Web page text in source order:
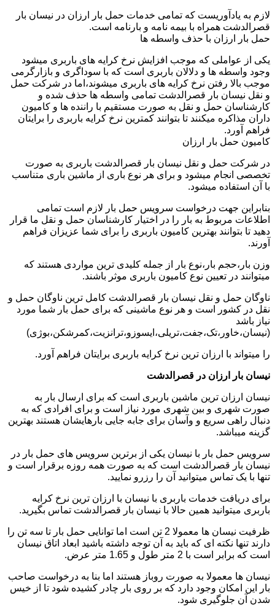
لازم به یادآوریست که تمامی خدمات حمل بار ارزان در نیسان بار
قصرالدشت همراه با بیمه نامه و بارنامه است.
حمل بار ارزان با حذف واسطه ها
یکی از عواملی که موجب افزایش نرخ کرایه های باربری میشود
وجود واسطه ها و دلالان باربری است که با سوداگری و بازارگرمی
موجب بالا رفتن نرخ کرایه های باربری میشوند،اما در شرکت حمل
و نقل نیسان بار قصرالدشت تمامی واسطه ها حذف شده و
کارشناسان حمل و نقل به صورت مستقیم با راننده ها و کامیون
داران مذاکره میکنند تا بتوانند کمترین نرخ کرایه باربری را برایتان
فراهم آورد.
کامیون حمل بار ارزان
در شرکت حمل و نقل نیسان بار قصرالدشت باربری به صورت
تخصصی انجام میشود و برای هر نوع باری از ماشین باری متناسب
با آن استفاده میشود.
بنابراین جهت درخواست سرویس حمل بار لازم است تمامی
اطلاعات مربوط به بار را در اختیار کارشناسان حمل و نقل ما قرار
دهید تا بتوانند بهترین کامیون باربری را برای شما عزیزان فراهم
آورند.
وزن بار،حجم بار،نوع بار از جمله کلیدی ترین مواردی هستند که
میتوانند در تعیین نوع کامیون باربری موثر باشند.
ناوگان حمل و نقل نیسان بار قصرالدشت کامل ترین ناوگان حمل و
نقل در کشور است و هر نوع ماشینی که برای حمل بار شما مورد
نیاز باشد
(نیسان،خاور،تک،جفت،تریلی،ایسوزو،ترانزیت،کمرشکن،بوژی)
را میتواند با ارزان ترین نرخ کرایه باربری برایتان فراهم آورد.
نیسان بار ارزان در قصرالدشت
نیسان ارزان ترین ماشین باربری است که برای ارسال بار به
صورت شهری و بین شهری مورد نیاز است و برای افرادی که به
دنبال راهی سریع و وآسان برای جابه جایی بارهایشان هستند بهترین
گزینه میباشد.
سرویس حمل بار با نیسان یکی از برترین سرویس های حمل بار در
نیسان بار قصرالدشت است که به صورت همه روزه برقرار است و
تنها با یک تماس میتوانید آن را رزرو نمایید.
برای دریافت خدمات باربری با نیسان با ارزان ترین نرخ کرایه
باربری میتوانید همین حالا با نیسان بار قصرالدشت تماس بگیرید.
ظرفیت نیسان ها معمولا 2 تن است اما توانایی حمل بار تا سه تن را
دارند تنها نکته ای که باید به آن توجه داشته باشید ابعاد اتاق نیسان
است که برابر است با 2 متر طول و 1.65 متر عرض.
نیسان ها معمولا به صورت روباز هستند اما بنا به درخواست صاحب
بار این امکان وجود دارد که بر روی بار چادر کشیده شود تا از خیس
شدن آن جلوگیری شود.